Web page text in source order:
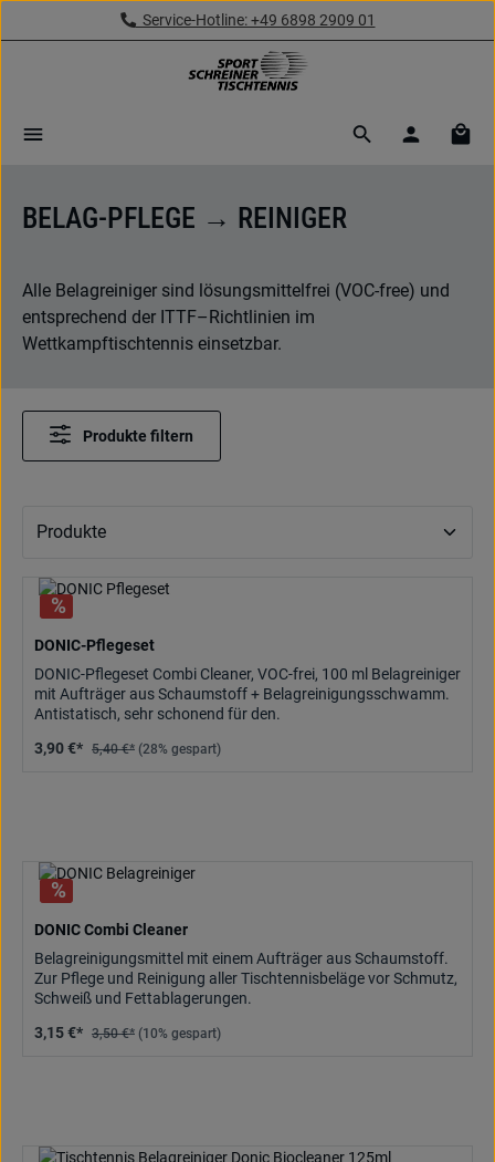
Zum Hauptinhalt springenService-Hotline: +49 6898 2909 01
BELAG-PFLEGE → REINIGER
Alle Belagreiniger sind lösungsmittelfrei (VOC-free) und
entsprechend der ITTF–Richtlinien im
Wettkampftischtennis einsetzbar.
Produkte filtern
DONIC-Pflegeset
DONIC-Pflegeset Combi Cleaner, VOC-frei, 100 ml Belagreiniger
mit Aufträger aus Schaumstoff + Belagreinigungsschwamm.
Antistatisch, sehr schonend für den.
3,90 €* 5,40 €* (28% gespart)
DONIC Combi Cleaner
Belagreinigungsmittel mit einem Aufträger aus Schaumstoff.
Zur Pflege und Reinigung aller Tischtennisbeläge vor Schmutz,
Schweiß und Fettablagerungen.
3,15 €* 3,50 €* (10% gespart)